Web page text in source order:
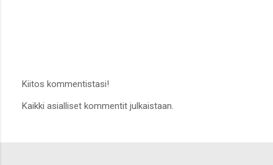
ä
Kiitos kommentistasi!
Kaikki asialliset kommentit julkaistaan.